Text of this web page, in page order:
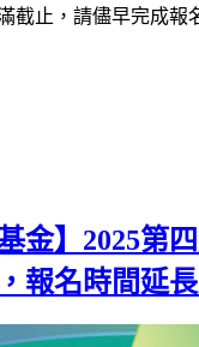
截止，請儘早完成報
金】2025第
報名時間延